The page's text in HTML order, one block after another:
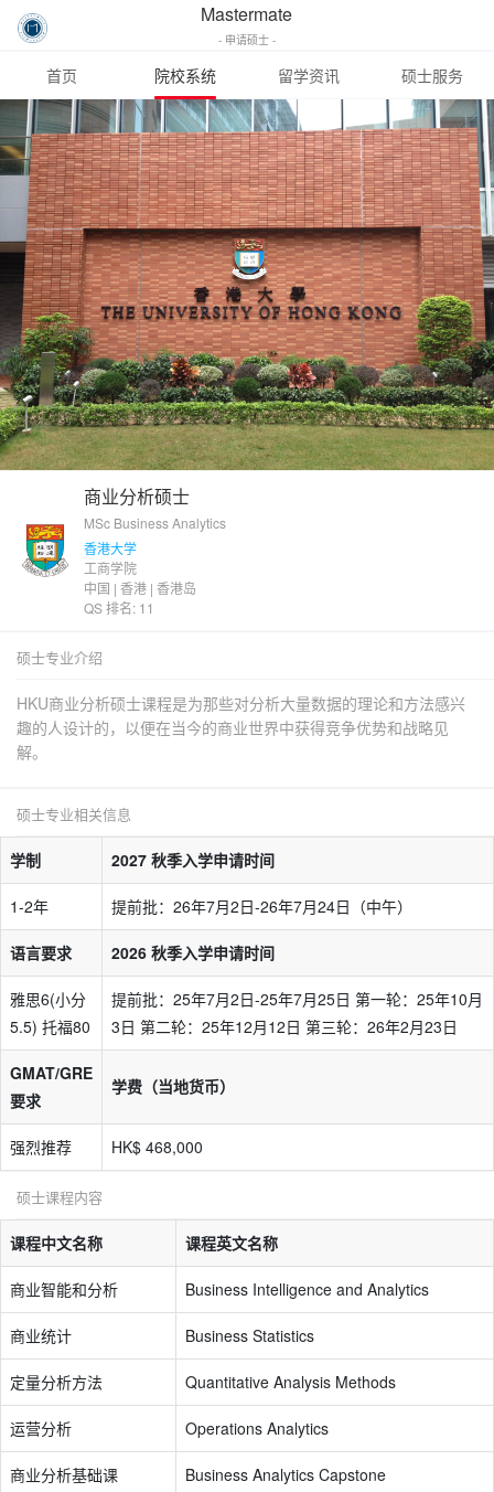
Mastermate
- 申请硕士 -
首页 院校系统 留学资讯 硕士服务
商业分析硕士
MSc Business Analytics
香港大学
工商学院
中国 | 香港 | 香港岛
QS 排名: 11
硕士专业介绍
HKU商业分析硕士课程是为那些对分析大量数据的理论和方法感兴
趣的人设计的，以便在当今的商业世界中获得竞争优势和战略见
解。
硕士专业相关信息
学制 2027 秋季入学申请时间
1-2年 提前批：26年7月2日-26年7月24日（中午）
语言要求 2026 秋季入学申请时间
雅思6(小分
5.5) 托福80
提前批：25年7月2日-25年7月25日 第一轮：25年10月
3日 第二轮：25年12月12日 第三轮：26年2月23日
GMAT/GRE
要求
学费（当地货币）
强烈推荐 HK$ 468,000
硕士课程内容
课程中文名称 课程英文名称
商业智能和分析 Business Intelligence and Analytics
商业统计 Business Statistics
定量分析方法 Quantitative Analysis Methods
运营分析 Operations Analytics
商业分析基础课 Business Analytics Capstone